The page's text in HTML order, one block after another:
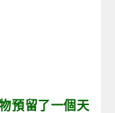
預留了一個天